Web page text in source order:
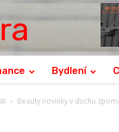
Bydlení
Beauty novinky v duchu